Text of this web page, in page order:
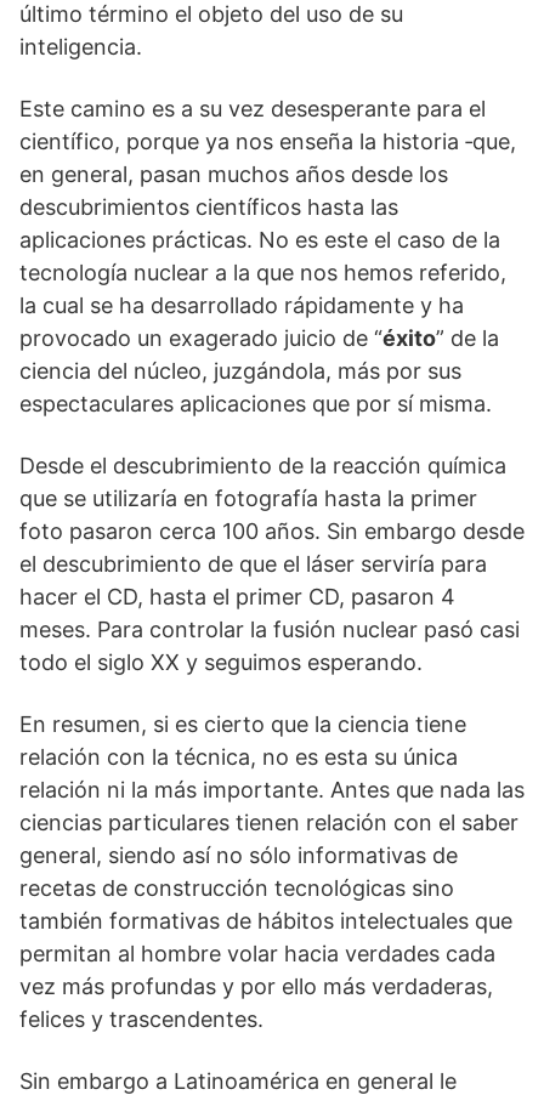
último tér­mino el objeto del uso de su
inteligencia.
Este camino es a su vez desesperante para el
científico, porque ya nos enseña la historia ‑que,
en general, pasan­ muchos años desde los
descubrimientos científicos hasta las
aplicaciones prácticas. No es este el caso de la
tecnología nuclear a la que nos hemos referido,
la cual se ha desarrollado rápidamente y ha
provocado un exagerado juicio de “éxito” de la
ciencia del núcleo, juzgándola, más por sus
espectaculares aplicaciones que por sí misma.
Desde el descubrimiento de la reacción química
que se utilizaría en fotografía hasta la primer
foto pasaron cerca 100 años. Sin embargo desde
el descubrimiento de que el láser serviría para
hacer el CD, hasta el primer CD, pasaron 4
meses. Para controlar la fusión nuclear pasó casi
todo el siglo XX y seguimos esperando.
En resumen, si es cierto que la ciencia tiene
relación con la técnica, no es esta su única
relación ni la más importante. Antes que nada las
ciencias particulares tienen relación con el saber
general, siendo así no sólo informativas de
recetas de construcción tecnológicas sino
también formativas de hábitos intelectuales que
permitan al hombre volar hacia verdades cada
vez más profundas y por ello más verdaderas,
felices y trascendentes.
Sin embargo a Latinoamérica en general le